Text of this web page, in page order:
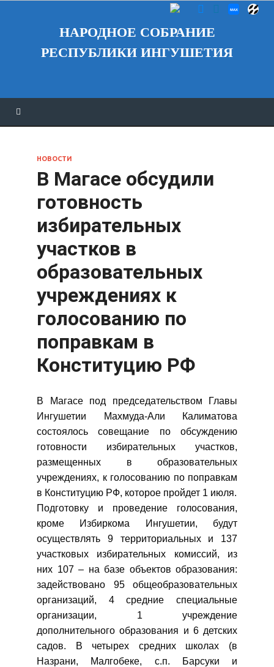
НАРОДНОЕ СОБРАНИЕ
РЕСПУБЛИКИ ИНГУШЕТИЯ
НОВОСТИ
В Магасе обсудили
готовность
избирательных
участков в
образовательных
учреждениях к
голосованию по
поправкам в
Конституцию РФ
В Магасе под председательством Главы
Ингушетии Махмуда-Али Калиматова
состоялось совещание по обсуждению
готовности избирательных участков,
размещенных в образовательных
учреждениях, к голосованию по поправкам
в Конституцию РФ, которое пройдет 1 июля.
Подготовку и проведение голосования,
кроме Избиркома Ингушетии, будут
осуществлять 9 территориальных и 137
участковых избирательных комиссий, из
них 107 – на базе объектов образования:
задействовано 95 общеобразовательных
организаций, 4 средние специальные
организации, 1 учреждение
дополнительного образования и 6 детских
садов. В четырех средних школах (в
Назрани, Малгобеке, с.п. Барсуки и